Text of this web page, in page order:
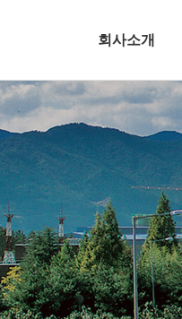
회사소개
기업개요
CEO 인사말
비전
주요연혁
경남기업 네트워크
안전보건방침
기술경영
환경경영